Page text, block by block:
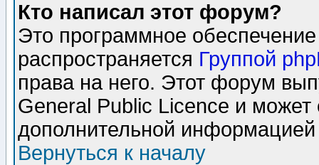
Кто написал этот форум?
Это программное
распространяется Группой
права на него. Этот форум
General Public Licence и может
дополнительной
Вернуться к началу